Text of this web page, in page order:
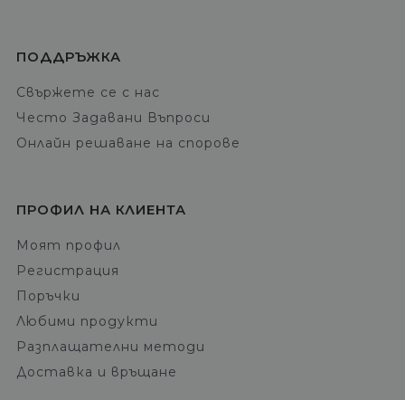
ПОДДРЪЖКА
Свържете се с нас
Често Задавани Въпроси
Онлайн решаване на спорове
ПРОФИЛ НА КЛИЕНТА
Моят профил
Регистрация
Поръчки
Любими продукти
Разплащателни методи
Доставка и връщане